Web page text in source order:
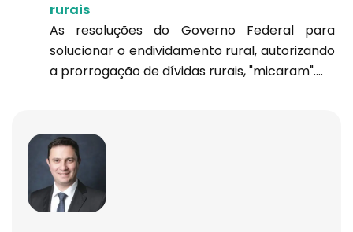
rurais
As resoluções do Governo Federal para
solucionar o endividamento rural, autorizando
a prorrogação de dívidas rurais, "micaram"....